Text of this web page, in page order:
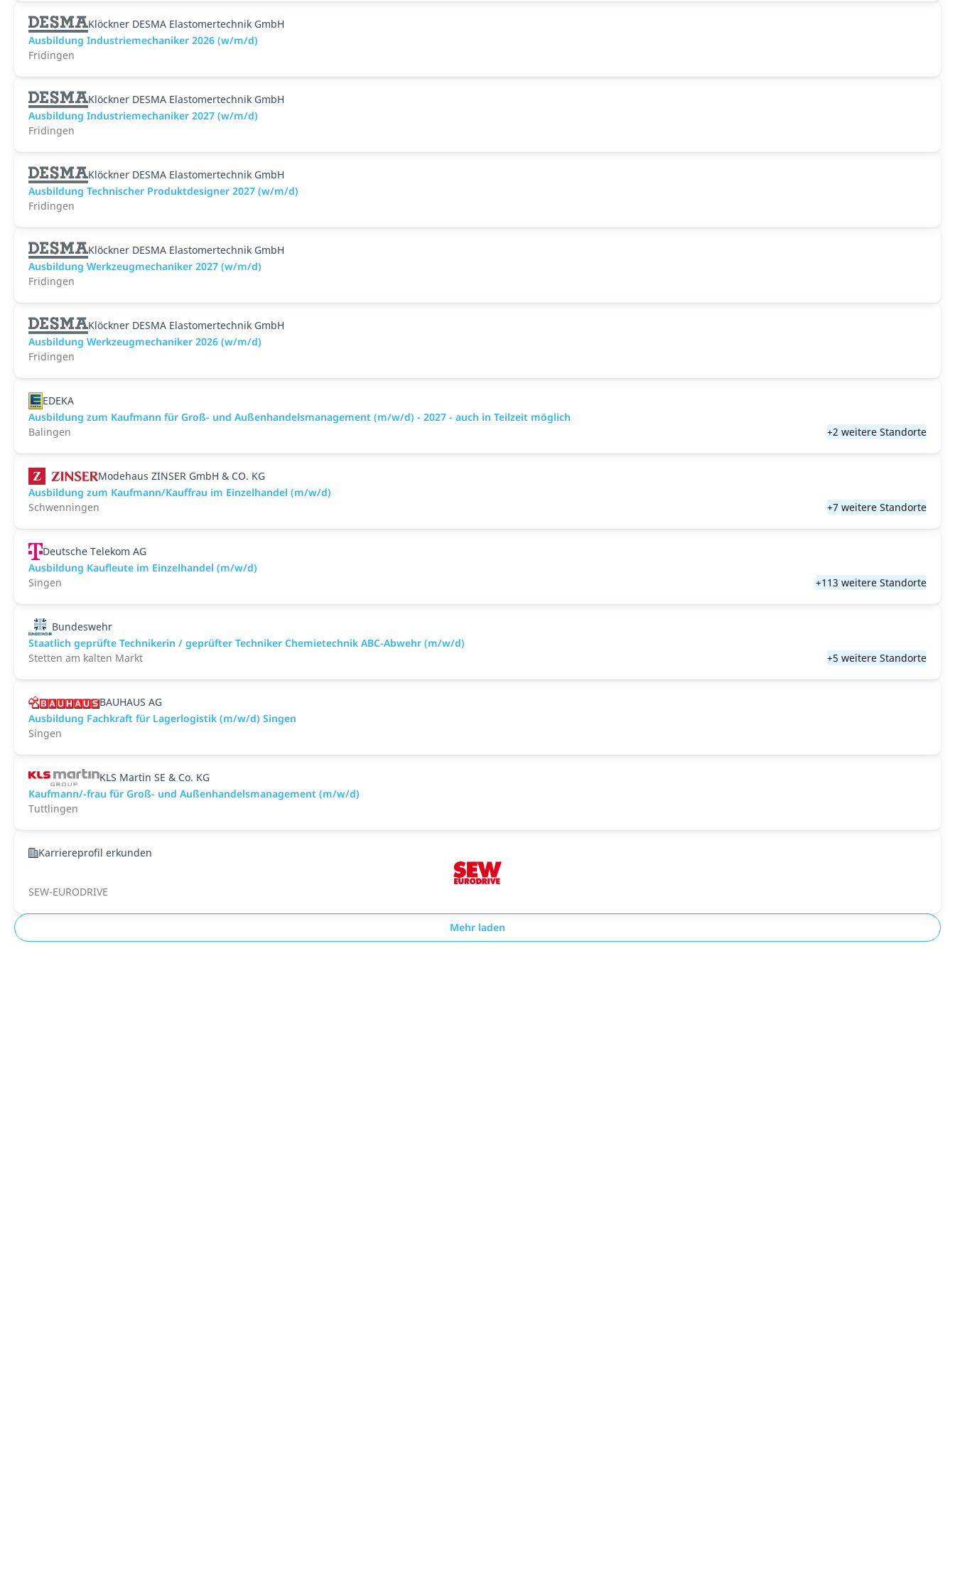
Klöckner DESMA Elastomertechnik GmbH
Ausbildung Industriemechaniker 2026 (w/m/d)
Fridingen
Klöckner DESMA Elastomertechnik GmbH
Ausbildung Industriemechaniker 2027 (w/m/d)
Fridingen
Klöckner DESMA Elastomertechnik GmbH
Ausbildung Technischer Produktdesigner 2027 (w/m/d)
Fridingen
Klöckner DESMA Elastomertechnik GmbH
Ausbildung Werkzeugmechaniker 2027 (w/m/d)
Fridingen
Klöckner DESMA Elastomertechnik GmbH
Ausbildung Werkzeugmechaniker 2026 (w/m/d)
Fridingen
EDEKA
Ausbildung zum Kaufmann für Groß- und Außenhandelsmanagement (m/w/d) - 2027 - auch in Teilzeit möglich
Balingen
+2 weitere Standorte
Modehaus ZINSER GmbH & CO. KG
Ausbildung zum Kaufmann/Kauffrau im Einzelhandel (m/w/d)
Schwenningen
+7 weitere Standorte
Deutsche Telekom AG
Ausbildung Kaufleute im Einzelhandel (m/w/d)
Singen
+113 weitere Standorte
Bundeswehr
Staatlich geprüfte Technikerin / geprüfter Techniker Chemietechnik ABC-Abwehr (m/w/d)
Stetten am kalten Markt
+5 weitere Standorte
BAUHAUS AG
Ausbildung Fachkraft für Lagerlogistik (m/w/d) Singen
Singen
KLS Martin SE & Co. KG
Kaufmann/-frau für Groß- und Außenhandelsmanagement (m/w/d)
Tuttlingen
Karriereprofil erkunden
SEW-EURODRIVE
Mehr laden